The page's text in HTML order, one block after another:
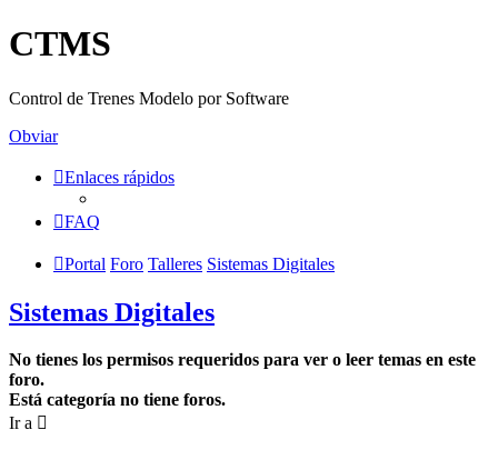
CTMS
Control de Trenes Modelo por Software
Obviar
Enlaces rápidos
FAQ
Portal Foro Talleres Sistemas Digitales
Sistemas Digitales
No tienes los permisos requeridos para ver o leer temas en este
foro.
Está categoría no tiene foros.
Ir a